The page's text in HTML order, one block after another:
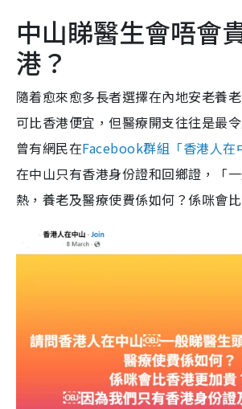
中山睇醫生會唔會
港？
隨着愈來愈多長者選擇在內地安老養
可比香港便宜，但醫療開支往往是最
曾有網民在Facebook群組「香港人在
在中山只有香港身份證和回鄉證，「
熱，養老及醫療使費係如何？係咪會比